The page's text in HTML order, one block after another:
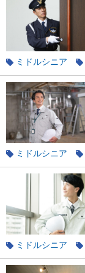
ミドルシニア
ミドルシニア
ミドルシニア